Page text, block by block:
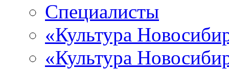
Специалисты
«Культура
«Культура